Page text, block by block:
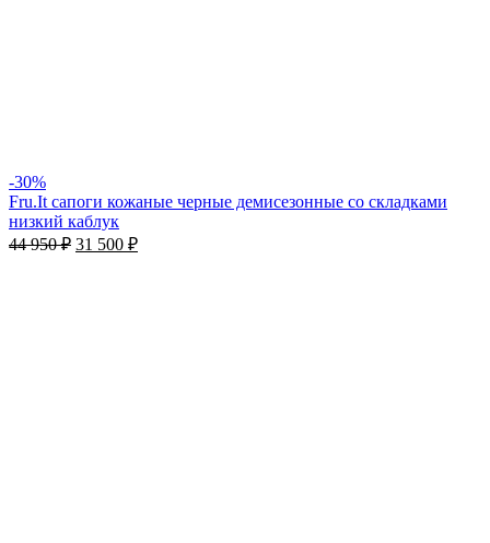
-30%
Fru.It сапоги кожаные черные демисезонные со складками
низкий каблук
44 950₽ 31 500 ₽